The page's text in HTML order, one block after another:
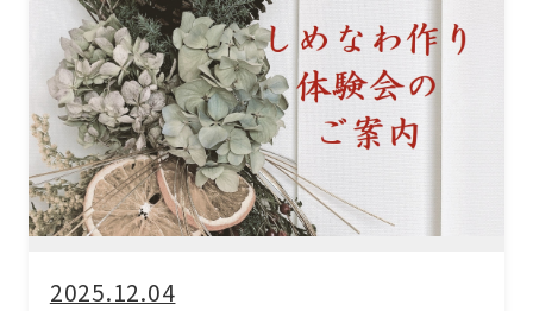
2025.12.04